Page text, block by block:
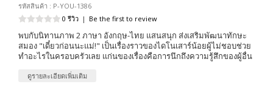
รหัสสินค้า : P-YOU-1386
0 รีวิว | Be the first to review
พบกับนิทานภาพ 2 ภาษา อังกฤษ-ไทย แสนสนุก ส่งเสริมพัฒนาทักษะ
สมอง "เดี๋ยวก่อนนะแม่!" เป็นเรื่องราวของไดโนเสาร์น้อยผู้ไม่ชอบช่วย
ทำอะไรในครอบครัวเลย แก่นของเรื่องคือการนึกถึงความรู้สึกของผู้อื่น
ดูรายละเอียดเพิ่มเติม